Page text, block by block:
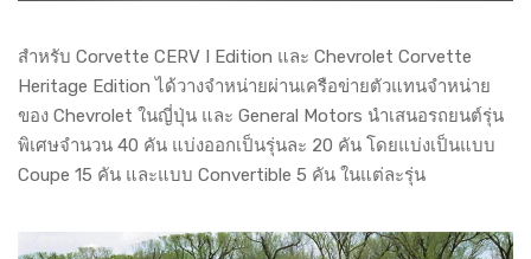
สำหรับ Corvette CERV I Edition และ Chevrolet Corvette
Heritage Edition ได้วางจำหน่ายผ่านเครือข่ายตัวแทนจำหน่าย
ของ Chevrolet ในญี่ปุ่น และ General Motors นำเสนอรถยนต์รุ่น
พิเศษจำนวน 40 คัน แบ่งออกเป็นรุ่นละ 20 คัน โดยแบ่งเป็นแบบ
Coupe 15 คัน และแบบ Convertible 5 คัน ในแต่ละรุ่น